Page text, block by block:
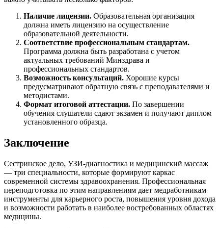
Наличие лицензии. Образовательная организация
должна иметь лицензию на осуществление
образовательной деятельности.
Соответствие профессиональным стандартам.
Программа должна быть разработана с учетом
актуальных требований Минздрава и
профессиональных стандартов.
Возможность консультаций. Хорошие курсы
предусматривают обратную связь с преподавателями и
методистами.
Формат итоговой аттестации. По завершении
обучения слушатели сдают экзамен и получают диплом
установленного образца.
Заключение
Сестринское дело, УЗИ-диагностика и медицинский массаж
— три специальности, которые формируют каркас
современной системы здравоохранения. Профессиональная
переподготовка по этим направлениям дает медработникам
инструменты для карьерного роста, повышения уровня дохода
и возможности работать в наиболее востребованных областях
медицины.